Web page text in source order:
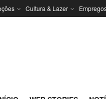
Cultura & Lazer